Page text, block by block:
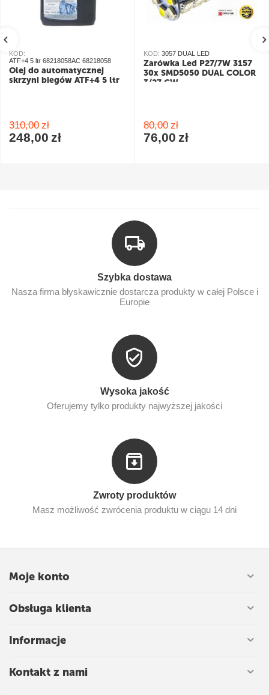
KOD:
ATF+4 5 ltr 68218058AC 68218058
Olej do automatycznej
skrzyni biegów ATF+4 5 ltr
310,00 zł
248,00 zł
KOD: 3057 DUAL LED
Żarówka Led P27/7W 3157
30x SMD5050 DUAL COLOR
3/27 CW
80,00 zł
76,00 zł
Szybka dostawa
Nasza firma błyskawicznie dostarcza produkty w całej Polsce i
Europie
Wysoka jakość
Oferujemy tylko produkty najwyższej jakości
Zwroty produktów
Masz możliwość zwrócenia produktu w ciągu 14 dni
Moje konto
Obsługa klienta
Informacje
Kontakt z nami